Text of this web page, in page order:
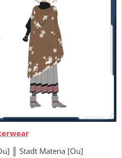
║ Stadt Matena [Ou]